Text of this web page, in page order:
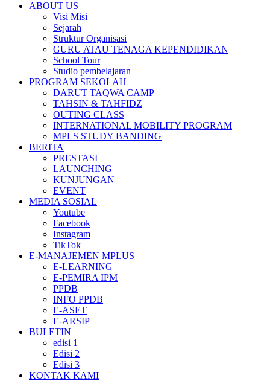
ABOUT US
Visi Misi
Sejarah
Struktur Organisasi
GURU ATAU TENAGA KEPENDIDIKAN
School Tour
Studio pembelajaran
PROGRAM SEKOLAH
DARUT TAQWA CAMP
TAHSIN & TAHFIDZ
OUTING CLASS
INTERNATIONAL MOBILITY PROGRAM
MPLS STUDY BANDING
BERITA
PRESTASI
LAUNCHING
KUNJUNGAN
EVENT
MEDIA SOSIAL
Youtube
Facebook
Instagram
TikTok
E-MANAJEMEN MPLUS
E-LEARNING
E-PEMIRA IPM
PPDB
INFO PPDB
E-ASET
E-ARSIP
BULETIN
edisi 1
Edisi 2
Edisi 3
KONTAK KAMI